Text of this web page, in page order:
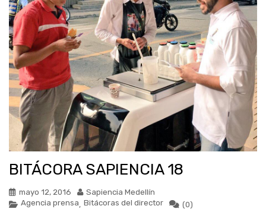
BITÁCORA SAPIENCIA 18
mayo 12, 2016
Sapiencia Medellín
Agencia prensa, Bitácoras del director (0)